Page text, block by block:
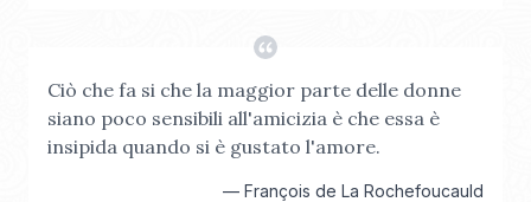
Ciò che fa si che la maggior parte delle donne
siano poco sensibili all'amicizia è che essa è
insipida quando si è gustato l'amore.
— François de La Rochefoucauld